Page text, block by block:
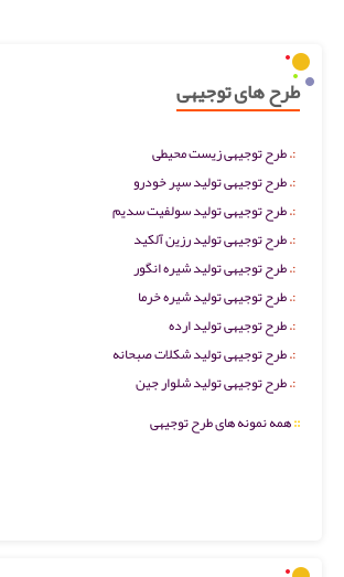
طرح های توجیهی
طرح توجیهی زیست محیطی
طرح توجیهی تولید سپر خودرو
طرح توجیهی تولید سولفیت سدیم
طرح توجیهی تولید رزین آلکید
طرح توجیهی تولید شیره انگور
طرح توجیهی تولید شیره خرما
طرح توجیهی تولید ارده
طرح توجیهی تولید شکلات صبحانه
طرح توجیهی تولید شلوار جین
::همه نمونه های طرح توجیهی